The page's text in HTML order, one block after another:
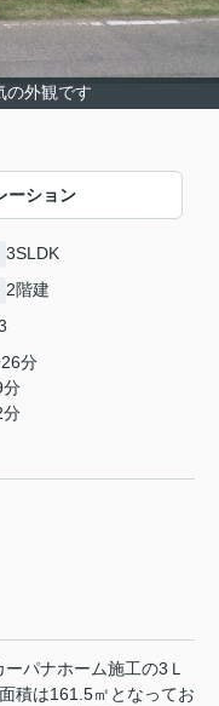
の外観です
ーション
3SLDK
2階建
26分
分
分
パナホーム施工の3Ｌ
積は161.5㎡となってお